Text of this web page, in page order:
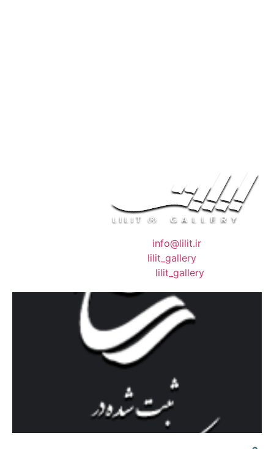
info@lilit.ir
lilit_gallery
lilit_gallery